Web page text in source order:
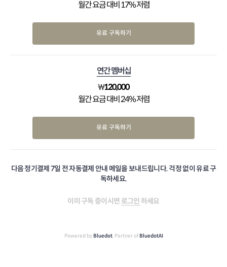
월간 요금 대비 17% 저렴
유료 구독하기
연간 멤버십
₩120,000
월간 요금 대비 24% 저렴
유료 구독하기
다음 정기결제 7일 전 자동결제 안내 메일을 보내드립니다. 걱정 없이 유료 구
독하세요.
이미 구독 중이시면 로그인 하세요
Powered by Bluedot, Partner of BluedotAI